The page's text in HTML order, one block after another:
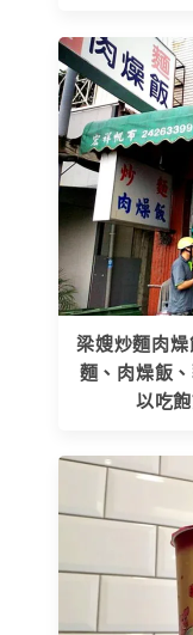
梁嫂炒麵肉
麵、肉燥飯
以吃